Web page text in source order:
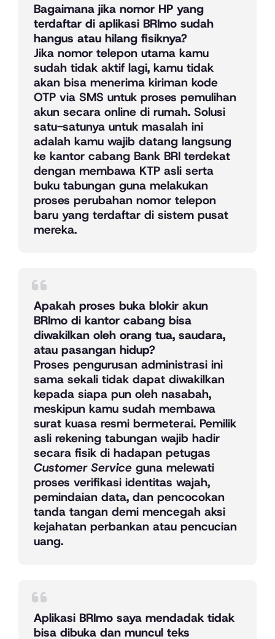
Bagaimana jika nomor HP yang
terdaftar di aplikasi BRImo sudah
hangus atau hilang fisiknya?
Jika nomor telepon utama kamu
sudah tidak aktif lagi, kamu tidak
akan bisa menerima kiriman kode
OTP via SMS untuk proses pemulihan
akun secara online di rumah. Solusi
satu-satunya untuk masalah ini
adalah kamu wajib datang langsung
ke kantor cabang Bank BRI terdekat
dengan membawa KTP asli serta
buku tabungan guna melakukan
proses perubahan nomor telepon
baru yang terdaftar di sistem pusat
mereka.
Apakah proses buka blokir akun
BRImo di kantor cabang bisa
diwakilkan oleh orang tua, saudara,
atau pasangan hidup?
Proses pengurusan administrasi ini
sama sekali tidak dapat diwakilkan
kepada siapa pun oleh nasabah,
meskipun kamu sudah membawa
surat kuasa resmi bermeterai. Pemilik
asli rekening tabungan wajib hadir
secara fisik di hadapan petugas
Customer Service guna melewati
proses verifikasi identitas wajah,
pemindaian data, dan pencocokan
tanda tangan demi mencegah aksi
kejahatan perbankan atau pencucian
uang.
Aplikasi BRImo saya mendadak tidak
bisa dibuka dan muncul teks